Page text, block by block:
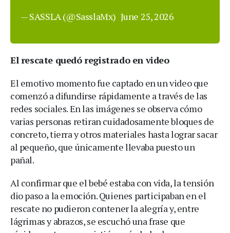
— SASSLA (@SasslaMx) June 25, 2026
El rescate quedó registrado en video
El emotivo momento fue captado en un video que
comenzó a difundirse rápidamente a través de las
redes sociales. En las imágenes se observa cómo
varias personas retiran cuidadosamente bloques de
concreto, tierra y otros materiales hasta lograr sacar
al pequeño, que únicamente llevaba puesto un
pañal.
Al confirmar que el bebé estaba con vida, la tensión
dio paso a la emoción. Quienes participaban en el
rescate no pudieron contener la alegría y, entre
lágrimas y abrazos, se escuchó una frase que